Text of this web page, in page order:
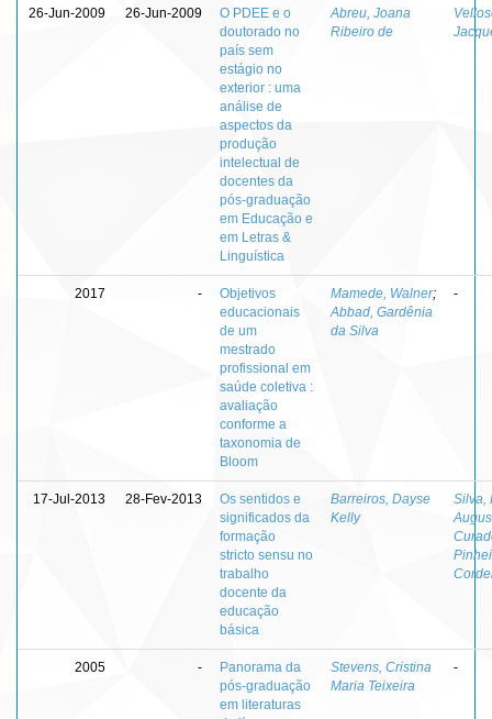
26-Jun-2009 26-Jun-2009
O PDEE e o
doutorado no
país sem
estágio no
exterior : uma
análise de
aspectos da
produção
intelectual de
docentes da
pós-graduação
em Educação e
em Letras &
Linguística
Abreu, Joana
Ribeiro de
2017 -
Objetivos
educacionais
de um
mestrado
profissional em
saúde coletiva :
avaliação
conforme a
taxonomia de
Bloom
Mamede, Walner;
Abbad, Gardênia
da Silva
-
17-Jul-2013 28-Fev-2013
Os sentidos e
significados da
formação
stricto sensu no
trabalho
docente da
educação
básica
Barreiros, Dayse
Kelly
Silva,
2005 -
Panorama da
pós-graduação
em literaturas
Stevens, Cristina
Maria Teixeira
-